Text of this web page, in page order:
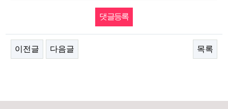
이전글 다음글 목록